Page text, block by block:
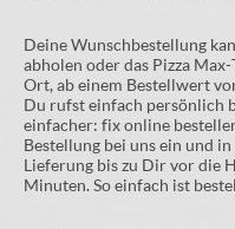
Deine Wunschbestellung
abholen oder das Pizza
Ort, ab einem Bestellwert
Du rufst einfach persönlich
einfacher: fix online
Bestellung bei uns ein und
Lieferung bis zu Dir vor die
Minuten. So einfach ist